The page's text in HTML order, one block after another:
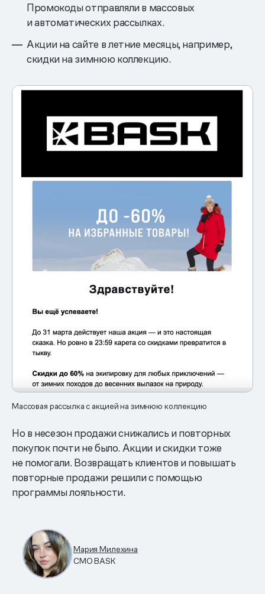
Промокоды отправляли в массовых
и автоматических рассылках.
Акции на сайте в летние месяцы, например,
скидки на зимнюю коллекцию.
Массовая рассылка с акцией на зимнюю коллекцию
Но в несезон продажи снижались и повторных
покупок почти не было. Акции и скидки тоже
не помогали. Возвращать клиентов и повышать
повторные продажи решили с помощью
программы лояльности.
Мария Милехина
CMO BASK